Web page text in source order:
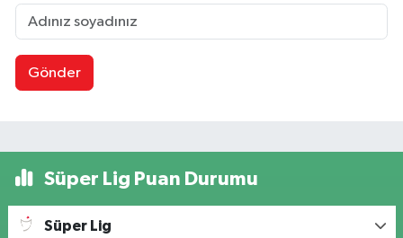
Gönder
Süper Lig Puan Durumu
Süper Lig